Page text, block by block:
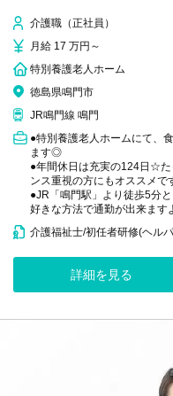
介護職（正社員）
月給 17 万円～
特別養護老人ホーム
徳島県鳴門市
JR鳴門線 鳴門
●特別養護老人ホームにて、
ます◎
●年間休日は充実の124日☆た
ンス重視の方にもオススメで
●JR「鳴門駅」より徒歩5分
好きな方法で通勤が出来ます
介護福祉士/初任者研修(ヘル
詳細を見る